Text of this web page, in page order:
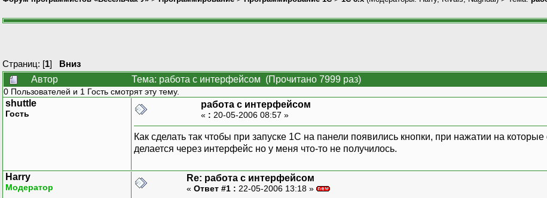
Страниц: [1] Вниз
Автор
Тема: работа с интерфейсом (Прочитано 7999 раз)
0 Пользователей и 1 Гость смотрят эту тему.
shuttle
Гость
работа с интерфейсом
« : 20-05-2006 08:57 »
Как сделать так чтобы при запуске 1С на панели появились кнопки, при нажатии на
делается через интерфейс но у меня что-то не получилось.
Harry
Модератор
Re: работа с интерфейсом
« Ответ #1 : 22-05-2006 13:18 »